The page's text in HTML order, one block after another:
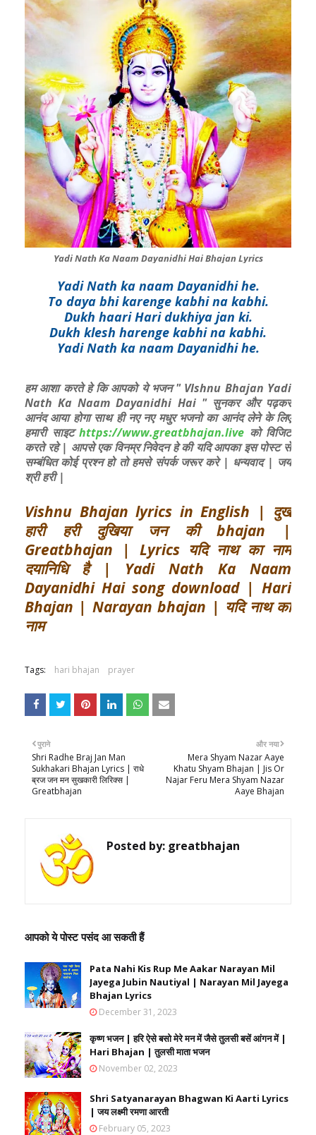
Yadi Nath Ka Naam Dayanidhi Hai Bhajan Lyrics
Yadi Nath ka naam Dayanidhi he.
To daya bhi karenge kabhi na kabhi.
Dukh haari Hari dukhiya jan ki.
Dukh klesh harenge kabhi na kabhi.
Yadi Nath ka naam Dayanidhi he.
हम आशा करते हे कि आपको ये भजन " VIshnu Bhajan Yadi
Nath Ka Naam Dayanidhi Hai " सुनकर और पढ़कर
आनंद आया होगा साथ ही नए नए मधुर भजनो का आनंद लेने के लिए
हमारी साइटhttps://www.greatbhajan.live को विजिट
करते रहे | आपसे एक विनम्र निवेदन हे की यदि आपका इस पोस्ट से
सम्बंधित कोई प्रश्न हो तो हमसे संपर्क जरूर करे | धन्यवाद | जय
श्री हरी |
Vishnu Bhajan lyrics in English | दुख
हारी हरी दुखिया जन की bhajan |
Greatbhajan | Lyrics यदि नाथ का नाम
दयानिधि है | Yadi Nath Ka Naam
Dayanidhi Hai song download | Hari
Bhajan | Narayan bhajan | यदि नाथ का
नाम
Tags: hari bhajan prayer
और नया
Mera Shyam Nazar Aaye
Khatu Shyam Bhajan | Jis Or
Najar Feru Mera Shyam Nazar
Aaye Bhajan
पुराने
Shri Radhe Braj Jan Man
Sukhakari Bhajan Lyrics | राधे
ब्रज जन मन सुखकारी लिरिक्स |
Greatbhajan
Posted by: greatbhajan
आपको ये पोस्ट पसंद आ सकती हैं
Pata Nahi Kis Rup Me Aakar Narayan Mil
Jayega Jubin Nautiyal | Narayan Mil Jayega
Bhajan Lyrics
December 31, 2023
कृष्ण भजन | हरि ऐसे बसो मेरे मन में जैसे तुलसी बसें आंगन में |
Hari Bhajan | तुलसी माता भजन
November 02, 2023
Shri Satyanarayan Bhagwan Ki Aarti Lyrics
| जय लक्ष्मी रमणा आरती
February 05, 2023